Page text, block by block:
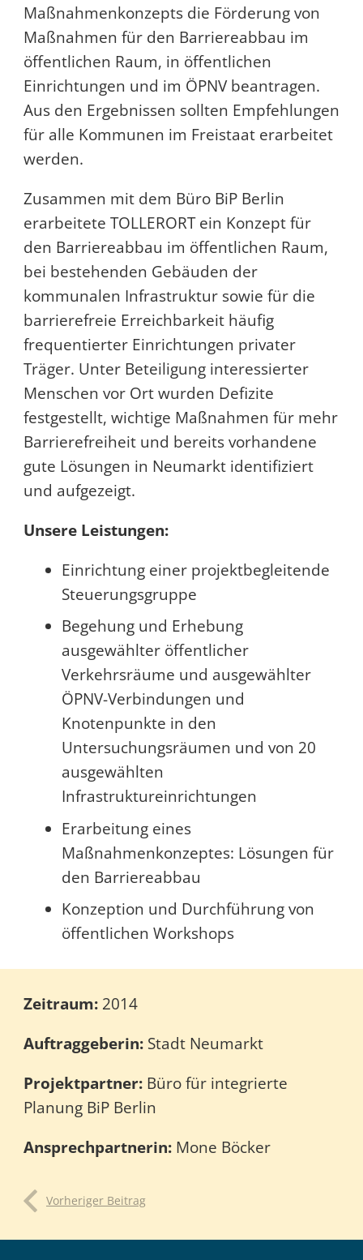
Maßnahmenkonzepts die Förderung von
Maßnahmen für den Barriereabbau im
öffentlichen Raum, in öffentlichen
Einrichtungen und im ÖPNV beantragen.
Aus den Ergebnissen sollten Empfehlungen
für alle Kommunen im Freistaat erarbeitet
werden.
Zusammen mit dem Büro BiP Berlin
erarbeitete TOLLERORT ein Konzept für
den Barriereabbau im öffentlichen Raum,
bei bestehenden Gebäuden der
kommunalen Infrastruktur sowie für die
barrierefreie Erreichbarkeit häufig
frequentierter Einrichtungen privater
Träger. Unter Beteiligung interessierter
Menschen vor Ort wurden Defizite
festgestellt, wichtige Maßnahmen für mehr
Barrierefreiheit und bereits vorhandene
gute Lösungen in Neumarkt identifiziert
und aufgezeigt.
Unsere Leistungen:
Einrichtung einer projektbegleitende
Steuerungsgruppe
Begehung und Erhebung
ausgewählter öffentlicher
Verkehrsräume und ausgewählter
ÖPNV-Verbindungen und
Knotenpunkte in den
Untersuchungsräumen und von 20
ausgewählten
Infrastruktureinrichtungen
Erarbeitung eines
Maßnahmenkonzeptes: Lösungen für
den Barriereabbau
Konzeption und Durchführung von
öffentlichen Workshops
Zeitraum: 2014
Auftraggeberin:Stadt Neumarkt
Projektpartner: Büro für integrierte
Planung BiP Berlin
Ansprechpartnerin: Mone Böcker
Vorheriger Beitrag